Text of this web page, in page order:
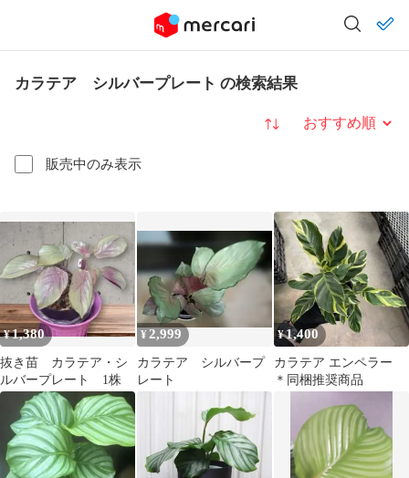
カラテア シルバープレート の検索結果
販売中のみ表示
並び替え
¥1,380
抜き苗 カラテア・シ
ルバープレート 1株
¥ 2,999
カラテア シルバープ
レート
¥1,400
カラテア エンペラー
＊同梱推奨商品